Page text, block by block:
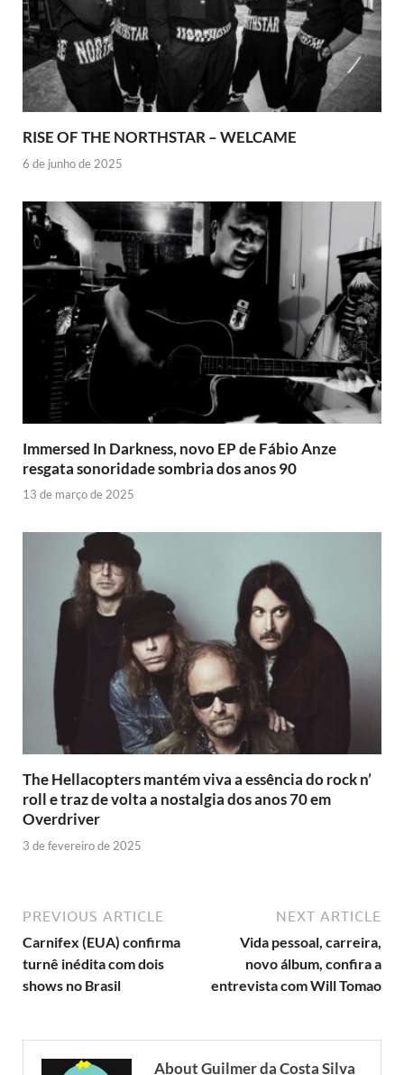
RISE OF THE NORTHSTAR – WELCAME
6 de junho de 2025
Immersed In Darkness, novo EP de Fábio Anze
resgata sonoridade sombria dos anos 90
13 de março de 2025
The Hellacopters mantém viva a essência do rock n’
roll e traz de volta a nostalgia dos anos 70 em
Overdriver
3 de fevereiro de 2025
PREVIOUS ARTICLE
Carnifex (EUA) confirma
turnê inédita com dois
shows no Brasil
NEXT ARTICLE
Vida pessoal, carreira,
novo álbum, confira a
entrevista com Will Tomao
About Guilmer da Costa Silva